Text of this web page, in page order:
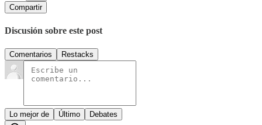
Compartir
Discusión sobre este post
Comentarios Restacks
Lo mejor de Último Debates